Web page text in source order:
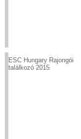
ESC Hungary Rajongói
találkozó 2015